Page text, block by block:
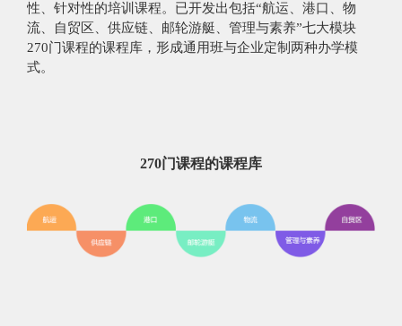
性、针对性的培训课程。已开发出包括“航运、港口、物
流、自贸区、供应链、邮轮游艇、管理与素养”七大模块
270门课程的课程库，形成通用班与企业定制两种办学模
式。
270门课程的课程库